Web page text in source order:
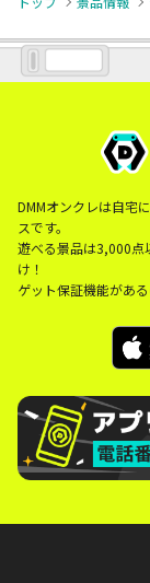
DMMオンクレは自宅
スです。
遊べる景品は3,000点
け！
ゲット保証機能があ